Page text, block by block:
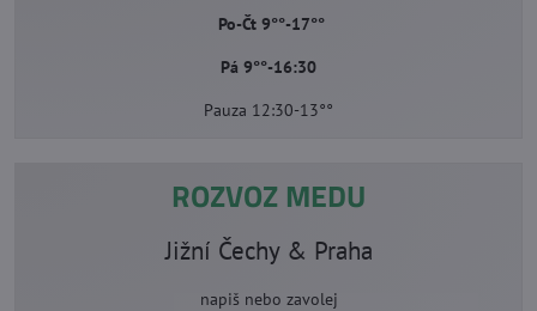
Po-Čt 9°°-17°°
Pá 9°°-16:30
Pauza 12:30-13°°
ROZVOZ MEDU
Jižní Čechy & Praha
napiš nebo zavolej